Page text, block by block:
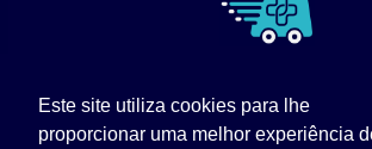
Este site utiliza cookies para lhe
proporcionar uma melhor experiência
TPZ Labs